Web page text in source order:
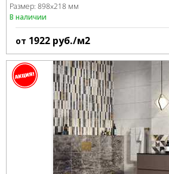
Размер: 898x218 мм
В наличии
от 1922 руб./м2